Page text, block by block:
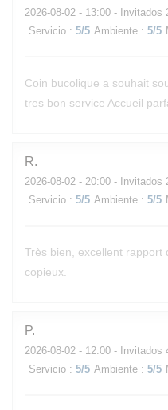
2026-08-02 - 13:00 - Invitados
Servicio : 5/5 Ambiente : 5/5
Coin bucolique a souhait
tres bon service Accueil
R
2026-08-02 - 20:00 - Invitados
Servicio : 5/5 Ambiente : 5/5
Très bien, excellent rapport
copieux.
P
2026-08-02 - 12:00 - Invitados
Servicio : 5/5 Ambiente : 5/5